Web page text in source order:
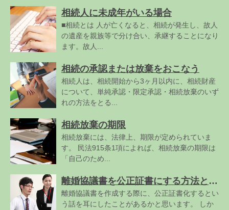
相続人に未成年がいる場合
■相続とは 人が亡くなると、相続が発生し、故人
の遺産を親族等で分け合い、承継することになり
ます。故人...
相続の承認または放棄をおこなう
相続人は、相続開始から3ヶ月以内に、相続財産
について、単純承認・限定承認・相続放棄のいず
れの方法をとる...
相続放棄の期限
相続放棄には、法律上、期限が定められていま
す。 民法915条1項によれば、相続放棄の期限は
「自己のため...
離婚協議書を公正証書にする方法とは?メリットも併せて解説
離婚協議書を作成する際に、公正証書化するとい
う話を耳にしたことがあるかと思います。 しか